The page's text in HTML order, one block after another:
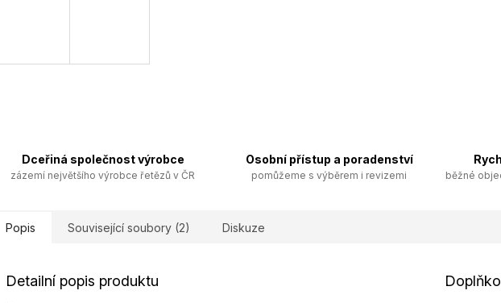
Dceřiná společnost výrobce
zázemí největšího výrobce řetězů v ČR
Osobní přístup a poradenství
pomůžeme s výběrem i revizemi běžné
Popis Související soubory (2) Diskuze
Detailní popis produktu